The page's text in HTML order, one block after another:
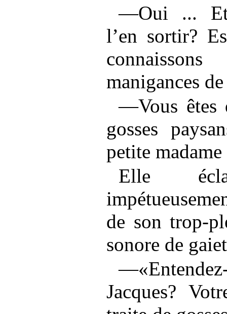
—Oui ... Et
l’en sortir?
manigances
—Vous êtes
gosses
petite
Elle
de son trop-
sonore de
Jacques?